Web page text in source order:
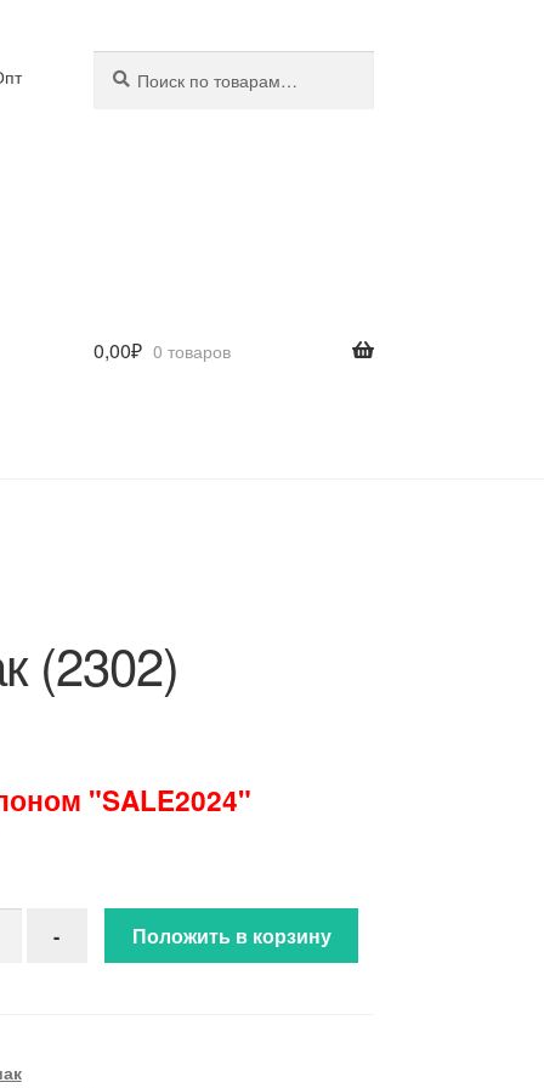
0,00₽ 0 товаров
(2302)
"SALE2024"
товара Зодиак (2302)
- Положить в корзину